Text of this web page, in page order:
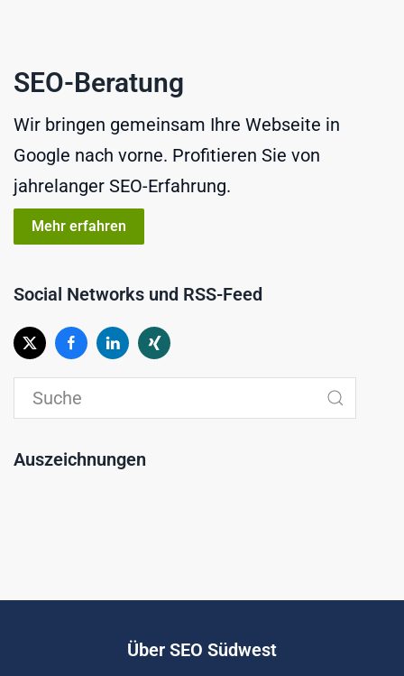
SEO-Beratung
Wir bringen gemeinsam Ihre Webseite in
Google nach vorne. Profitieren Sie von
jahrelanger SEO-Erfahrung.
Mehr erfahren
Social Networks und RSS-Feed
Auszeichnungen
Über SEO Südwest